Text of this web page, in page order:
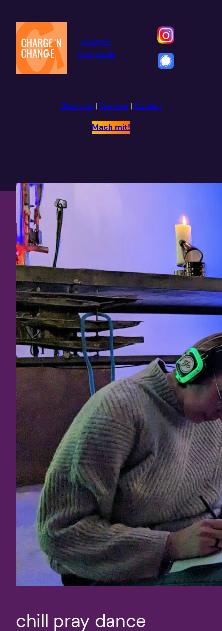
Inhalt
springen
charge-
change.de
Über uns | Termine | Kontakt
Mach mit!
chill pray dance